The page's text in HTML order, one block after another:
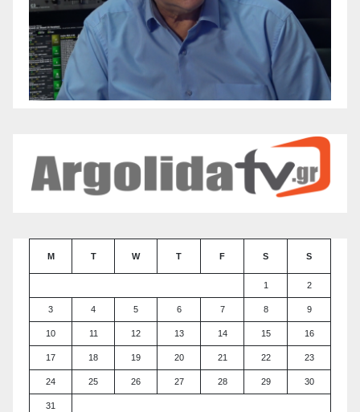
M T W T F S S
1 2
3 4 5 6 7 8 9
10 11 12 13 14 15 16
17 18 19 20 21 22 23
24 25 26 27 28 29 30
31